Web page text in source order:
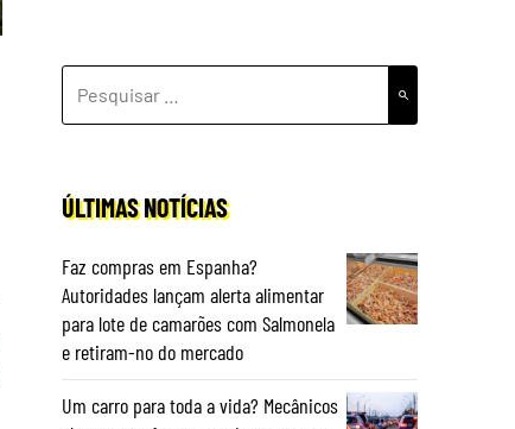
POR:
ÚLTIMAS NOTÍCIAS
Faz compras em Espanha?
Autoridades lançam alerta alimentar
para lote de camarões com Salmonela
e retiram-no do mercado
Um carro para toda a vida? Mecânicos